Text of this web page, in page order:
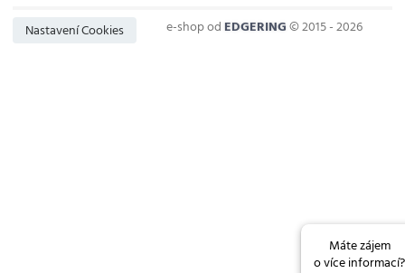
Nastavení Cookies e-shop odEDGERING© 2015 - 2026
Máte zájem
o více informací?